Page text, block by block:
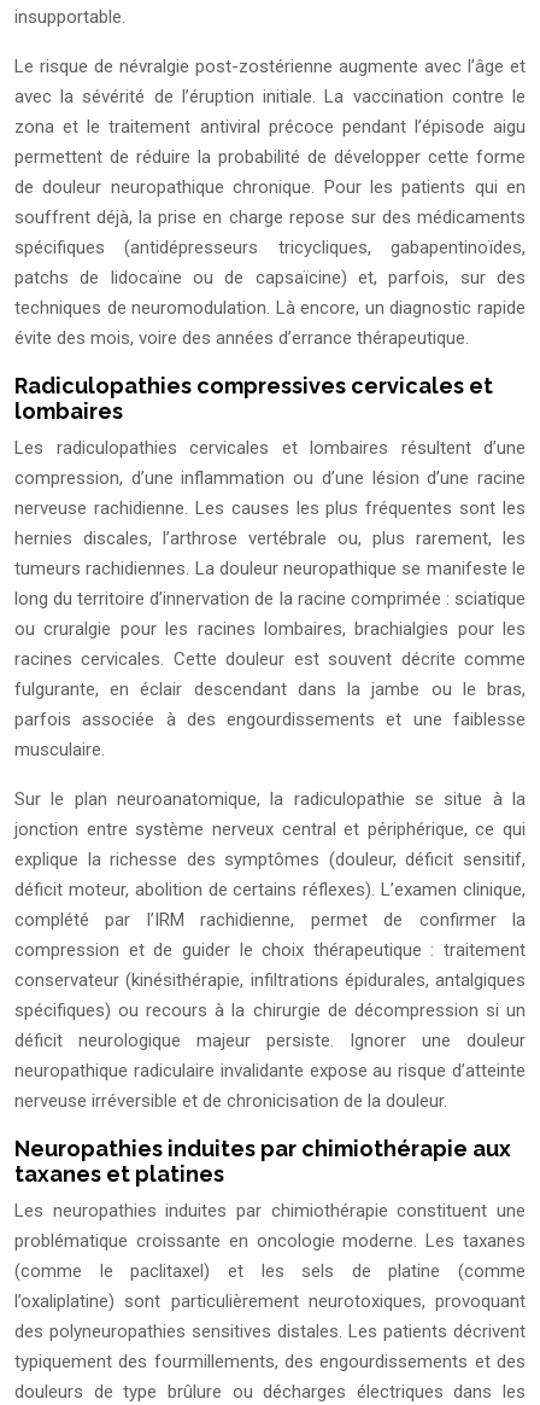
insupportable.
Le risque de névralgie post-zostérienne augmente avec l’âge et
avec la sévérité de l’éruption initiale. La vaccination contre le
zona et le traitement antiviral précoce pendant l’épisode aigu
permettent de réduire la probabilité de développer cette forme
de douleur neuropathique chronique. Pour les patients qui en
souffrent déjà, la prise en charge repose sur des médicaments
spécifiques (antidépresseurs tricycliques, gabapentinoïdes,
patchs de lidocaïne ou de capsaïcine) et, parfois, sur des
techniques de neuromodulation. Là encore, un diagnostic rapide
évite des mois, voire des années d’errance thérapeutique.
Radiculopathies compressives cervicales et
lombaires
Les radiculopathies cervicales et lombaires résultent d’une
compression, d’une inflammation ou d’une lésion d’une racine
nerveuse rachidienne. Les causes les plus fréquentes sont les
hernies discales, l’arthrose vertébrale ou, plus rarement, les
tumeurs rachidiennes. La douleur neuropathique se manifeste le
long du territoire d’innervation de la racine comprimée : sciatique
ou cruralgie pour les racines lombaires, brachialgies pour les
racines cervicales. Cette douleur est souvent décrite comme
fulgurante, en éclair descendant dans la jambe ou le bras,
parfois associée à des engourdissements et une faiblesse
musculaire.
Sur le plan neuroanatomique, la radiculopathie se situe à la
jonction entre système nerveux central et périphérique, ce qui
explique la richesse des symptômes (douleur, déficit sensitif,
déficit moteur, abolition de certains réflexes). L’examen clinique,
complété par l’IRM rachidienne, permet de confirmer la
compression et de guider le choix thérapeutique : traitement
conservateur (kinésithérapie, infiltrations épidurales, antalgiques
spécifiques) ou recours à la chirurgie de décompression si un
déficit neurologique majeur persiste. Ignorer une douleur
neuropathique radiculaire invalidante expose au risque d’atteinte
nerveuse irréversible et de chronicisation de la douleur.
Neuropathies induites par chimiothérapie aux
taxanes et platines
Les neuropathies induites par chimiothérapie constituent une
problématique croissante en oncologie moderne. Les taxanes
(comme le paclitaxel) et les sels de platine (comme
l’oxaliplatine) sont particulièrement neurotoxiques, provoquant
des polyneuropathies sensitives distales. Les patients décrivent
typiquement des fourmillements, des engourdissements et des
douleurs de type brûlure ou décharges électriques dans les